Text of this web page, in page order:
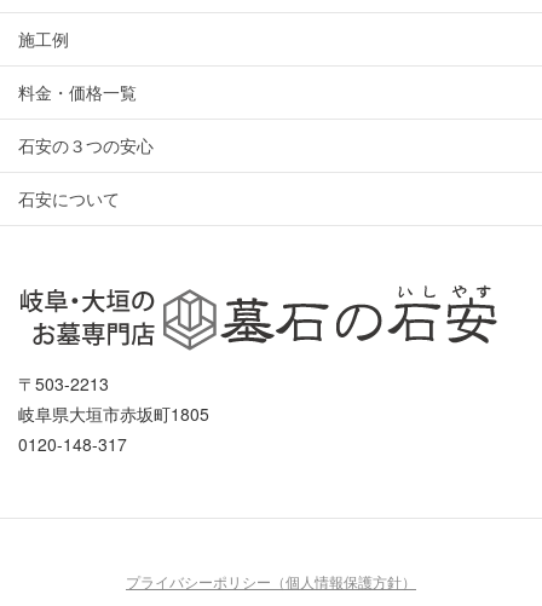
施工例
料金・価格一覧
石安の３つの安心
石安について
〒503-2213
岐阜県大垣市赤坂町1805
0120-148-317
プライバシーポリシー（個人情報保護方針）